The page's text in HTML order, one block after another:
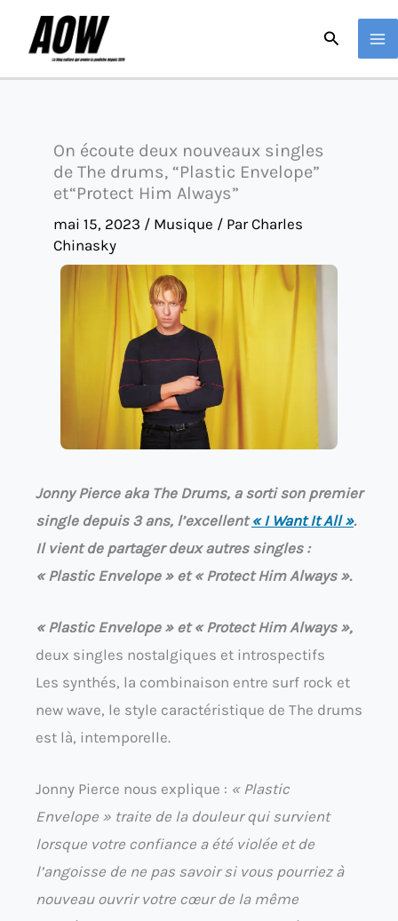
On écoute deux nouveaux singles
de The drums, “Plastic Envelope”
et“Protect Him Always”
mai 15, 2023 / Musique / ParCharles
Chinasky
Jonny Pierce aka The Drums, a sorti son premier
single depuis 3 ans, l’excellent« I Want It All ».
Il vient de partager deux autres singles :
« Plastic Envelope » et « Protect Him Always ».
« Plastic Envelope » et « Protect Him Always »,
deux singles nostalgiques et introspectifs
Les synthés, la combinaison entre surf rock et
new wave, le style caractéristique de The drums
est là, intemporelle.
Jonny Pierce nous explique : « Plastic
Envelope » traite de la douleur qui survient
lorsque votre confiance a été violée et de
l’angoisse de ne pas savoir si vous pourriez à
nouveau ouvrir votre cœur de la même